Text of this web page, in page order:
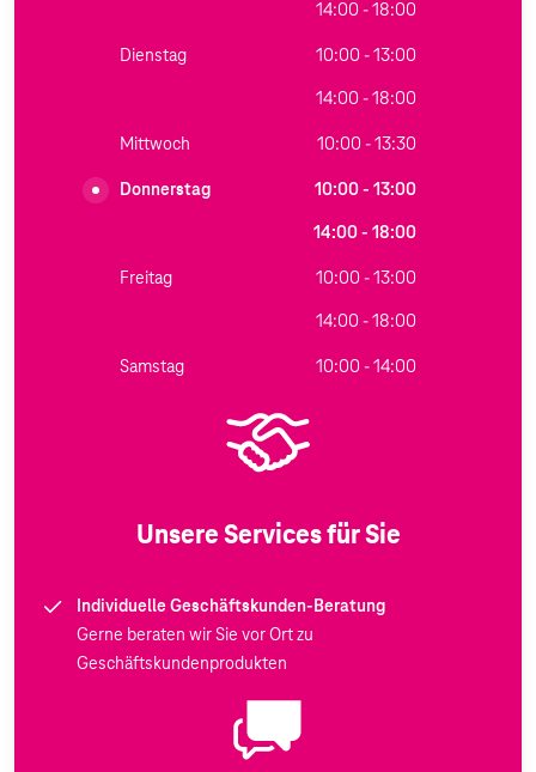
14:00 - 18:00
Dienstag 10:00 - 13:00
14:00 - 18:00
Mittwoch 10:00 - 13:30
Donnerstag 10:00 - 13:00
14:00 - 18:00
Freitag 10:00 - 13:00
14:00 - 18:00
Samstag 10:00 - 14:00
Unsere Services für Sie
Individuelle Geschäftskunden-Beratung
Gerne beraten wir Sie vor Ort zu
Geschäftskundenprodukten